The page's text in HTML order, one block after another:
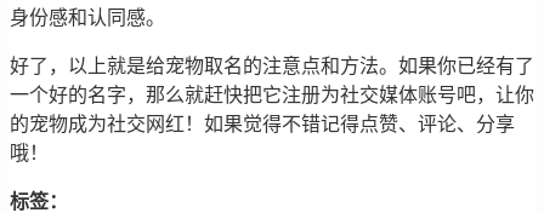
身份感和认同感。
好了，以上就是给宠物取名的注意点和方法。如果你已经有了
一个好的名字，那么就赶快把它注册为社交媒体账号吧，让你
的宠物成为社交网红！如果觉得不错记得点赞、评论、分享
哦！
标签：